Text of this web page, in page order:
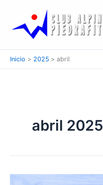
contenido
Inicio 2025 abril
abril 2025